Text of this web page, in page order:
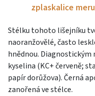
zplaskalice
Stélku tohoto lišejníku
naoranžovělé, často
hnědnou.
kyselina (KC+ červeně;
papír dorůžova). Černá
zanořená ve stélce.